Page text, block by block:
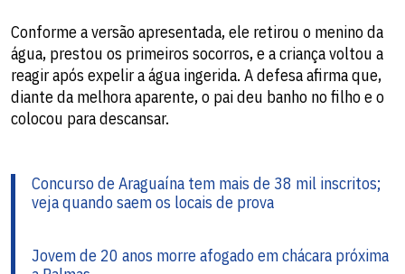
Conforme a versão apresentada, ele retirou o menino da
água, prestou os primeiros socorros, e a criança voltou a
reagir após expelir a água ingerida. A defesa afirma que,
diante da melhora aparente, o pai deu banho no filho e o
colocou para descansar.
Concurso de Araguaína tem mais de 38 mil inscritos;
veja quando saem os locais de prova
Jovem de 20 anos morre afogado em chácara próxima